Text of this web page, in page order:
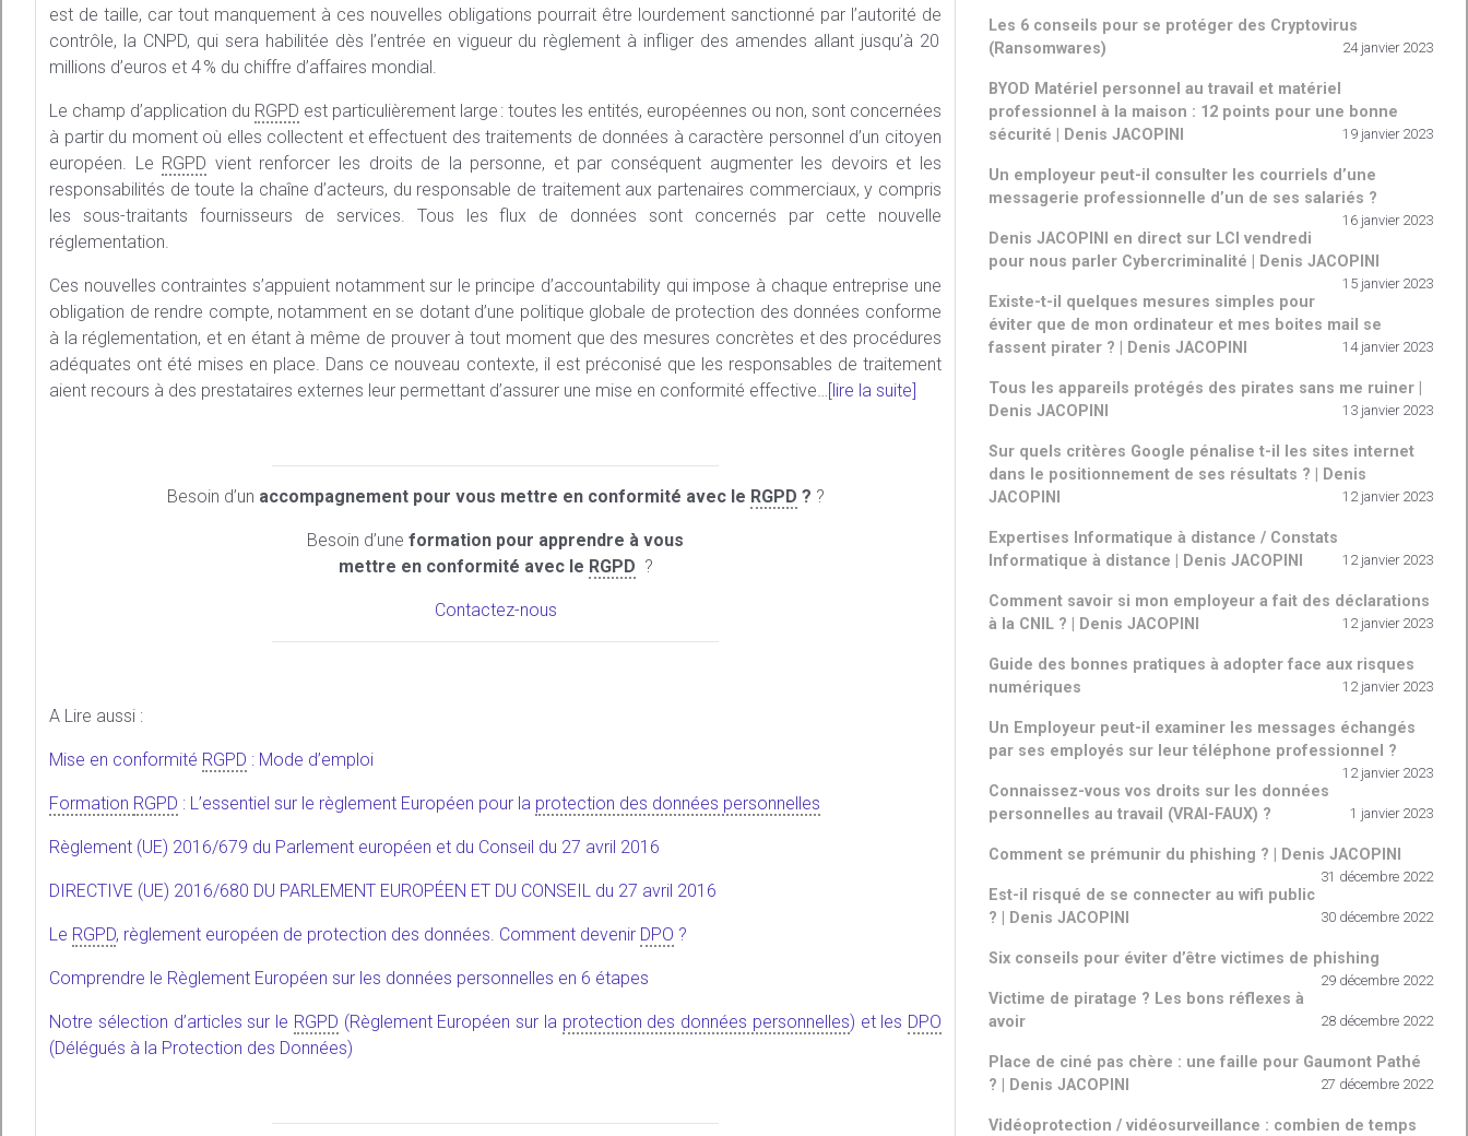
est de taille, car tout manquement à ces nouvelles obligations pourrait être lourdement sanctionné par l’autorité de
contrôle, la CNPD, qui sera habilitée dès l’entrée en vigueur du règlement à infliger des amendes allant jusqu’à 20
millions d’euros et 4 % du chiffre d’affaires mondial.
Le champ d’application du RGPD est particulièrement large : toutes les entités, européennes ou non, sont concernées
à partir du moment où elles collectent et effectuent des traitements de données à caractère personnel d’un citoyen
européen. Le RGPD vient renforcer les droits de la personne, et par conséquent augmenter les devoirs et les
responsabilités de toute la chaîne d’acteurs, du responsable de traitement aux partenaires commerciaux, y compris
les sous-traitants fournisseurs de services. Tous les flux de données sont concernés par cette nouvelle
réglementation.
Ces nouvelles contraintes s’appuient notamment sur le principe d’accountability qui impose à chaque entreprise une
obligation de rendre compte, notamment en se dotant d’une politique globale de protection des données conforme
à la réglementation, et en étant à même de prouver à tout moment que des mesures concrètes et des procédures
adéquates ont été mises en place. Dans ce nouveau contexte, il est préconisé que les responsables de traitement
aient recours à des prestataires externes leur permettant d’assurer une mise en conformité effective…[lire la suite]
Besoin d’un accompagnement pour vous mettre en conformité avec le RGPD ? ?
Besoin d’une formation pour apprendre à vous
mettre en conformité avec le RGPD ?
Contactez-nous
A Lire aussi :
Mise en conformité RGPD : Mode d’emploi
Formation RGPD : L’essentiel sur le règlement Européen pour la protection des données personnelles
Règlement (UE) 2016/679 du Parlement européen et du Conseil du 27 avril 2016
DIRECTIVE (UE) 2016/680 DU PARLEMENT EUROPÉEN ET DU CONSEIL du 27 avril 2016
Le RGPD, règlement européen de protection des données. Comment devenir DPO ?
Comprendre le Règlement Européen sur les données personnelles en 6 étapes
Notre sélection d’articles sur le RGPD (Règlement Européen sur la protection des données personnelles) et les DPO
(Délégués à la Protection des Données)
Les 6 conseils pour se protéger des Cryptovirus
(Ransomwares)
24 janvier 2023
BYOD Matériel personnel au travail et matériel
professionnel à la maison : 12 points pour une bonne
sécurité | Denis JACOPINI
19 janvier 2023
Un employeur peut-il consulter les courriels d’une
messagerie professionnelle d’un de ses salariés ?
16 janvier 2023
Denis JACOPINI en direct sur LCI vendredi
pour nous parler Cybercriminalité | Denis JACOPINI
15 janvier 2023
Existe-t-il quelques mesures simples pour
éviter que de mon ordinateur et mes boites mail se
fassent pirater ? | Denis JACOPINI
14 janvier 2023
Tous les appareils protégés des pirates sans me ruiner |
Denis JACOPINI
13 janvier 2023
Sur quels critères Google pénalise t-il les sites internet
dans le positionnement de ses résultats ? | Denis
JACOPINI
12 janvier 2023
Expertises Informatique à distance / Constats
Informatique à distance | Denis JACOPINI
12 janvier 2023
Comment savoir si mon employeur a fait des déclarations
à la CNIL ? | Denis JACOPINI
12 janvier 2023
Guide des bonnes pratiques à adopter face aux risques
numériques
12 janvier 2023
Un Employeur peut-il examiner les messages échangés
par ses employés sur leur téléphone professionnel ?
12 janvier 2023
Connaissez-vous vos droits sur les données
personnelles au travail (VRAI-FAUX) ?
1 janvier 2023
Comment se prémunir du phishing ? | Denis JACOPINI
31 décembre 2022
Est-il risqué de se connecter au wifi public
? | Denis JACOPINI
30 décembre 2022
Six conseils pour éviter d’être victimes de phishing
29 décembre 2022
Victime de piratage ? Les bons réflexes à
avoir
28 décembre 2022
Place de ciné pas chère : une faille pour Gaumont Pathé
? | Denis JACOPINI
27 décembre 2022
Vidéoprotection / vidéosurveillance : combien de temps